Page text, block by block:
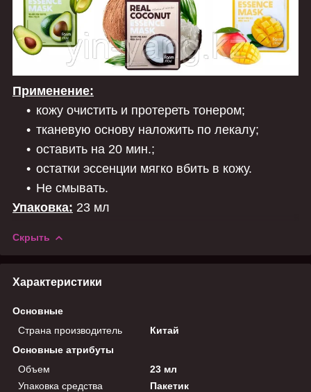
Применение:
кожу очистить и протереть тонером;
тканевую основу наложить по лекалу;
оставить на 20 мин.;
остатки эссенции мягко вбить в кожу.
Не смывать.
Упаковка: 23 мл
Скрыть
Характеристики
Основные
Страна производитель
Китай
Основные атрибуты
Объем
23 мл
Упаковка средства
Пакетик